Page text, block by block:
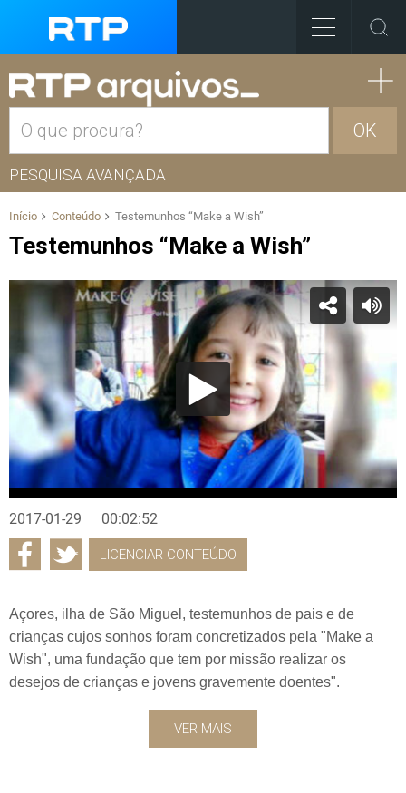
OK
PESQUISA AVANÇADA
Início Conteúdo Testemunhos “Make a Wish”
Testemunhos “Make a Wish”
2017-01-29 00:02:52
LICENCIAR CONTEÚDO
Açores, ilha de São Miguel, testemunhos de pais e de
crianças cujos sonhos foram concretizados pela "Make a
Wish", uma fundação que tem por missão realizar os
desejos de crianças e jovens gravemente doentes".
VER MAIS